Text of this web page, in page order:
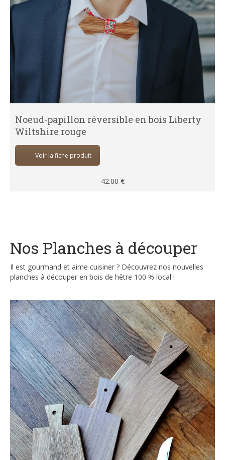
Noeud-papillon réversible en bois Liberty
Wiltshire rouge
Voir la fiche produit
42.00 €
Nos Planches à découper
Il est gourmand et aime cuisiner ? Découvrez nos nouvelles
planches à découper en bois de hêtre 100 % local !